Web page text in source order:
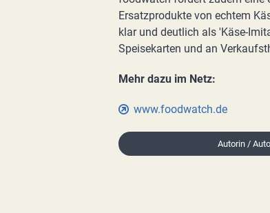
Ersatzprodukte von echtem
klar und deutlich als 'Käse-
Speisekarten und an
Mehr dazu im Netz:
www.foodwatch.de
Autorin /